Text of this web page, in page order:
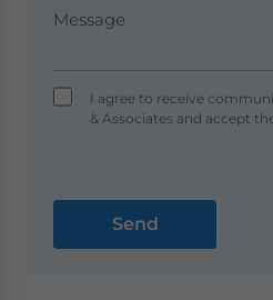
I agree to receive
& Associates and accept